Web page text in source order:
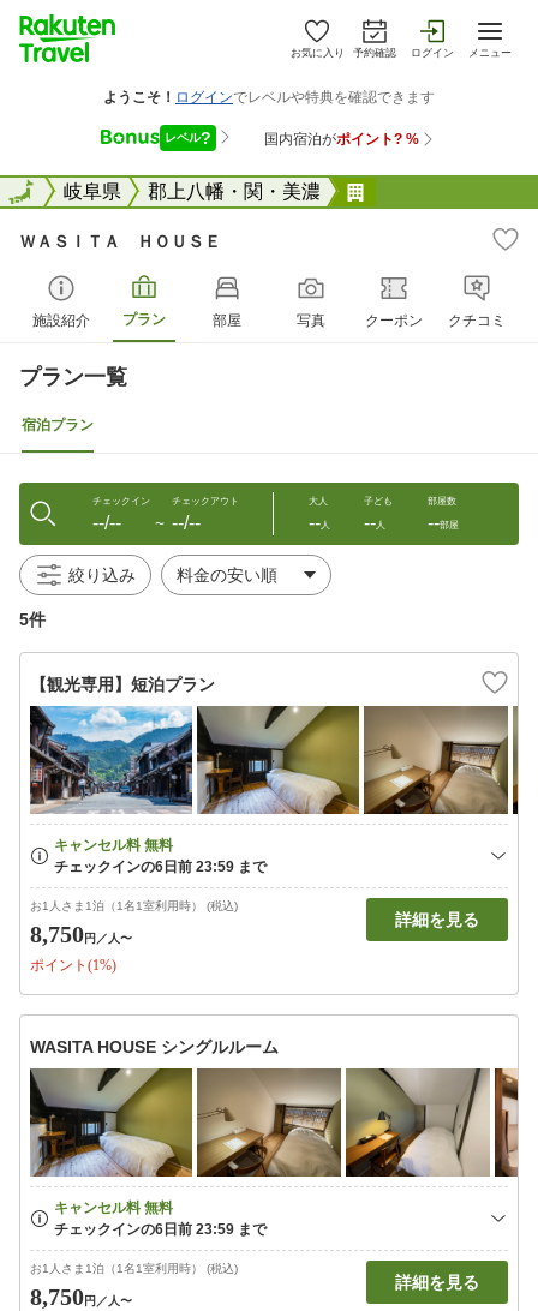
お気に入り 予約確認 ログイン メニュー
全国岐阜県 郡上八幡・関・美濃
全国
ＷＡＳＩＴＡ ＨＯＵＳＥ
施設紹介 プラン 部屋 写真 クーポン クチコミ
プラン一覧
宿泊プラン
チェックイン
--/-- 〜
チェックアウト
--/--
大人
--人
子ども
--人
部屋数
--部屋
絞り込み
5件
【観光専用】短泊プラン
お1人さま1泊（1名1室利用時） (税込)
8,750円 ／人〜
ポイント(1%)
詳細を見る
WASITA HOUSE シングルルーム
お1人さま1泊（1名1室利用時） (税込)
8,750円 ／人〜
詳細を見る